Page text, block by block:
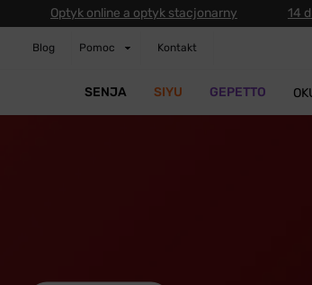
Optyk online a optyk stacjonarny 14
Blog Pomoc Kontakt
SENJA SIYU GEPETTO